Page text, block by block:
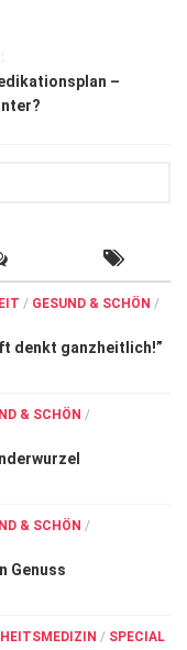
–
/ GESUND & SCHÖN /
denkt ganzheitlich!”
& SCHÖN /
& SCHÖN /
Genuss
/ SPECIAL